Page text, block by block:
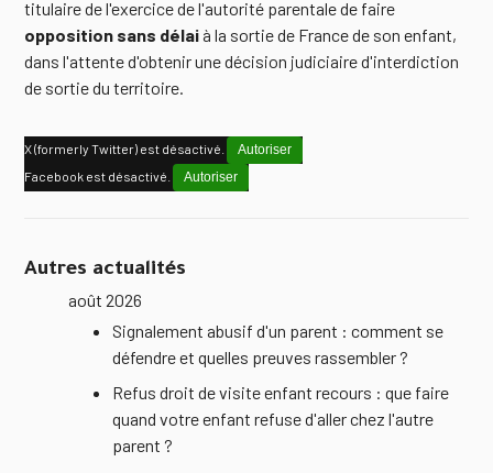
titulaire de l'exercice de l'autorité parentale de faire
opposition sans délaià la sortie de France de son enfant,
dans l'attente d'obtenir une décision judiciaire d'interdiction
de sortie du territoire.
X (formerly Twitter) est désactivé.
Autoriser
Facebook est désactivé.
Autoriser
Autres actualités
août 2026
Signalement abusif d'un parent : comment se
défendre et quelles preuves rassembler ?
Refus droit de visite enfant recours : que faire
quand votre enfant refuse d'aller chez l'autre
parent ?